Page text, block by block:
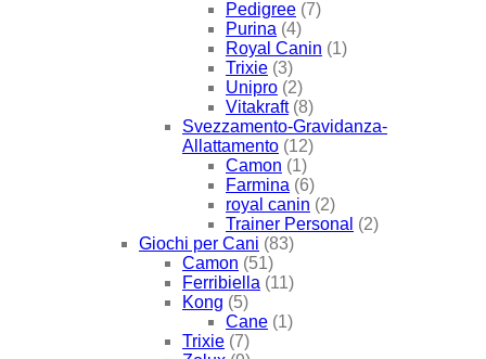
Pedigree (7)
Purina (4)
Royal Canin (1)
Trixie (3)
Unipro (2)
Vitakraft (8)
Svezzamento-Gravidanza-
Allattamento (12)
Camon (1)
Farmina (6)
royal canin (2)
Trainer Personal (2)
Giochi per Cani (83)
Camon (51)
Ferribiella (11)
Kong (5)
Cane (1)
Trixie (7)